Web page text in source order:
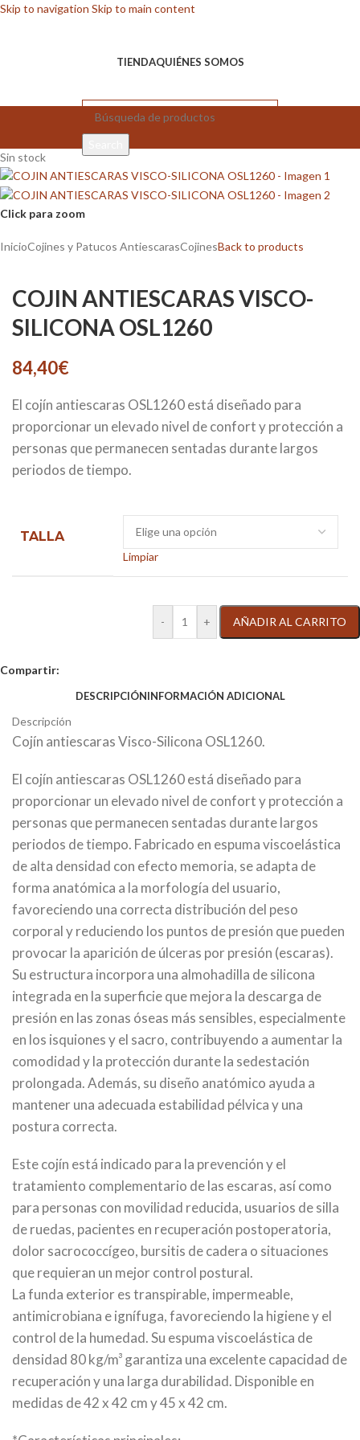
Skip to navigation Skip to main content
TIENDAQUIÉNES SOMOS
Sin stock
Click para zoom
InicioCojines y Patucos AntiescarasCojinesBack to products
COJIN ANTIESCARAS VISCO-
SILICONA OSL1260
84,40€
El cojín antiescaras OSL1260 está diseñado para
proporcionar un elevado nivel de confort y protección a
personas que permanecen sentadas durante largos
periodos de tiempo.
TALLA
Limpiar
AÑADIR AL CARRITO
Compartir:
DESCRIPCIÓNINFORMACIÓN ADICIONAL
Descripción
Cojín antiescaras Visco-Silicona OSL1260.
El cojín antiescaras OSL1260 está diseñado para
proporcionar un elevado nivel de confort y protección a
personas que permanecen sentadas durante largos
periodos de tiempo. Fabricado en espuma viscoelástica
de alta densidad con efecto memoria, se adapta de
forma anatómica a la morfología del usuario,
favoreciendo una correcta distribución del peso
corporal y reduciendo los puntos de presión que pueden
provocar la aparición de úlceras por presión (escaras).
Su estructura incorpora una almohadilla de silicona
integrada en la superficie que mejora la descarga de
presión en las zonas óseas más sensibles, especialmente
en los isquiones y el sacro, contribuyendo a aumentar la
comodidad y la protección durante la sedestación
prolongada. Además, su diseño anatómico ayuda a
mantener una adecuada estabilidad pélvica y una
postura correcta.
Este cojín está indicado para la prevención y el
tratamiento complementario de las escaras, así como
para personas con movilidad reducida, usuarios de silla
de ruedas, pacientes en recuperación postoperatoria,
dolor sacrococcígeo, bursitis de cadera o situaciones
que requieran un mejor control postural.
La funda exterior es transpirable, impermeable,
antimicrobiana e ignífuga, favoreciendo la higiene y el
control de la humedad. Su espuma viscoelástica de
densidad 80 kg/m³ garantiza una excelente capacidad de
recuperación y una larga durabilidad. Disponible en
medidas de 42 x 42 cm y 45 x 42 cm.